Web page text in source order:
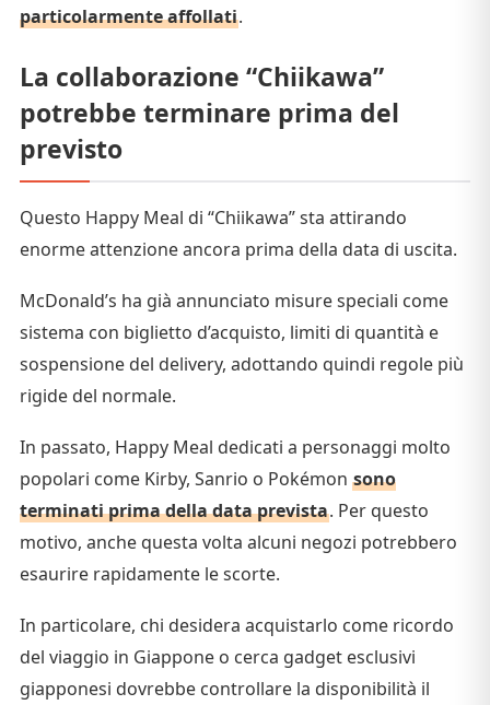
particolarmente affollati.
La collaborazione “Chiikawa”
potrebbe terminare prima del
previsto
Questo Happy Meal di “Chiikawa” sta attirando
enorme attenzione ancora prima della data di uscita.
McDonald’s ha già annunciato misure speciali come
sistema con biglietto d’acquisto, limiti di quantità e
sospensione del delivery, adottando quindi regole più
rigide del normale.
In passato, Happy Meal dedicati a personaggi molto
popolari come Kirby, Sanrio o Pokémon sono
terminati prima della data prevista. Per questo
motivo, anche questa volta alcuni negozi potrebbero
esaurire rapidamente le scorte.
In particolare, chi desidera acquistarlo come ricordo
del viaggio in Giappone o cerca gadget esclusivi
giapponesi dovrebbe controllare la disponibilità il